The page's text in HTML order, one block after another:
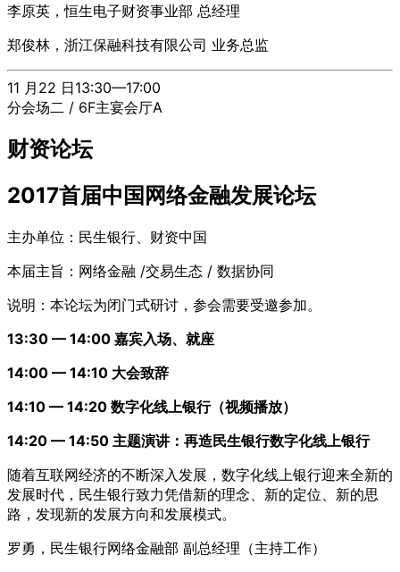
李原英，恒生电子财资事业部 总经理
郑俊林，浙江保融科技有限公司 业务总监
11 月22 日13:30—17:00
分会场二 / 6F主宴会厅A
财资论坛
2017首届中国网络金融发展论坛
主办单位：民生银行、财资中国
本届主旨：网络金融 /交易生态 / 数据协同
说明：本论坛为闭门式研讨，参会需要受邀参加。
13:30 — 14:00 嘉宾入场、就座
14:00 — 14:10 大会致辞
14:10 — 14:20 数字化线上银行（视频播放）
14:20 — 14:50 主题演讲：再造民生银行数字化线上银行
随着互联网经济的不断深入发展，数字化线上银行迎来全新的
发展时代，民生银行致力凭借新的理念、新的定位、新的思
路，发现新的发展方向和发展模式。
罗勇，民生银行网络金融部 副总经理（主持工作）